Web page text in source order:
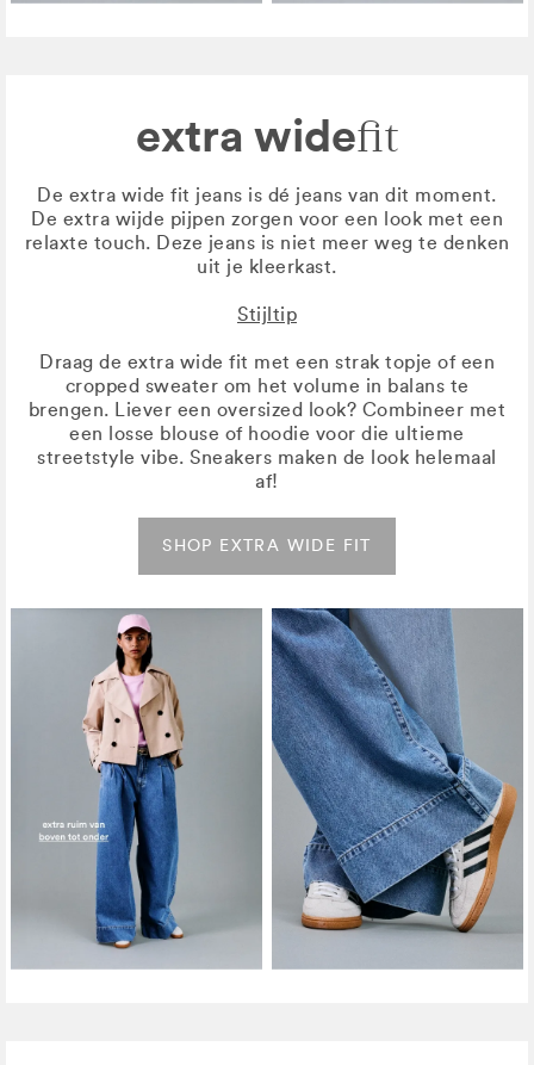
extra widefit
De extra wide fit jeans is dé jeans van dit moment.
De extra wijde pijpen zorgen voor een look met een
relaxte touch. Deze jeans is niet meer weg te denken
uit je kleerkast.
Stijltip
Draag de extra wide fit met een strak topje of een
cropped sweater om het volume in balans te
brengen. Liever een oversized look? Combineer met
een losse blouse of hoodie voor die ultieme
streetstyle vibe. Sneakers maken de look helemaal
af!
SHOP EXTRA WIDE FIT